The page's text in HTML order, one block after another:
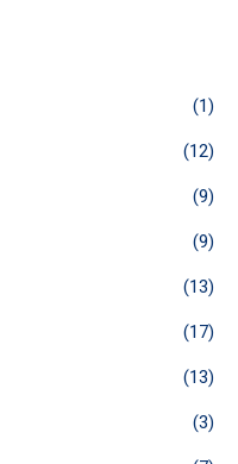
(1)
(12)
(9)
(9)
(13)
(17)
(13)
(3)